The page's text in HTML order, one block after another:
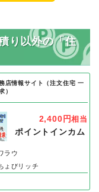
り以外の「住
店情報サイト（注文住宅 一
）
2,400円相当
ポイントインカム
ラウ
ょびリッチ